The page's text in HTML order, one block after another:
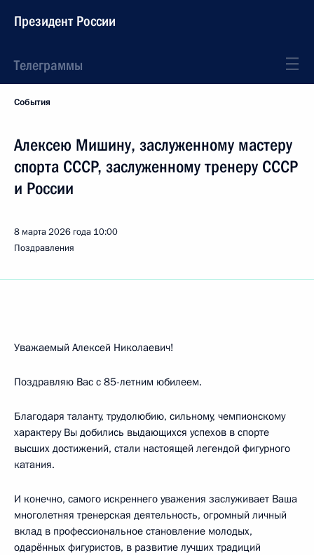
Президент России
Телеграммы
События
Алексею Мишину, заслуженному мастеру
спорта СССР, заслуженному тренеру СССР
и России
8 марта 2026 года 10:00
Поздравления
Уважаемый Алексей Николаевич!
Поздравляю Вас с 85-летним юбилеем.
Благодаря таланту, трудолюбию, сильному, чемпионскому
характеру Вы добились выдающихся успехов в спорте
высших достижений, стали настоящей легендой фигурного
катания.
И конечно, самого искреннего уважения заслуживает Ваша
многолетняя тренерская деятельность, огромный личный
вклад в профессиональное становление молодых,
одарённых фигуристов, в развитие лучших традиций